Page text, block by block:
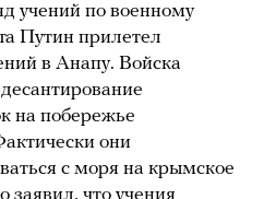
учений по военному
Путин прилетел
в Анапу. Войска
на побережье
они
с моря на крымское